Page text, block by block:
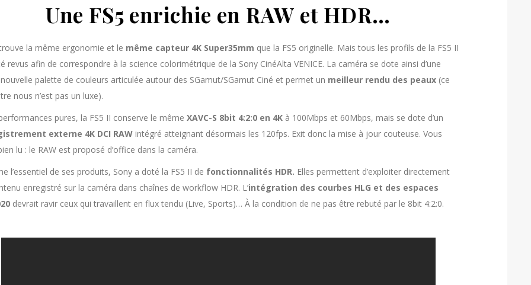
Une FS5 enrichie en RAW et HDR…
la même ergonomie et le même capteur 4K Super35mm que la FS5 originelle. Mais tous les profils de la FS5 II
revus afin de correspondre à la science colorimétrique de la Sony CinéAlta VENICE. La caméra se dote ainsi d’une
palette de couleurs articulée autour des SGamut/SGamut Ciné et permet un meilleur rendu des peaux(ce
nous n’est pas un luxe).
pures, la FS5 II conserve le même XAVC-S 8bit 4:2:0 en 4Kà 100Mbps et 60Mbps, mais se dote d’un
externe 4K DCI RAWintégré atteignant désormais les 120fps. Exit donc la mise à jour couteuse. Vous
lu : le RAW est proposé d’office dans la caméra.
l’essentiel de ses produits, Sony a doté la FS5 II de fonctionnalités HDR. Elles permettent d’exploiter directement
enregistré sur la caméra dans chaînes de workflow HDR. L’intégration des courbes HLG et des espaces
devrait ravir ceux qui travaillent en flux tendu (Live, Sports)… À la condition de ne pas être rebuté par le 8bit 4:2:0.